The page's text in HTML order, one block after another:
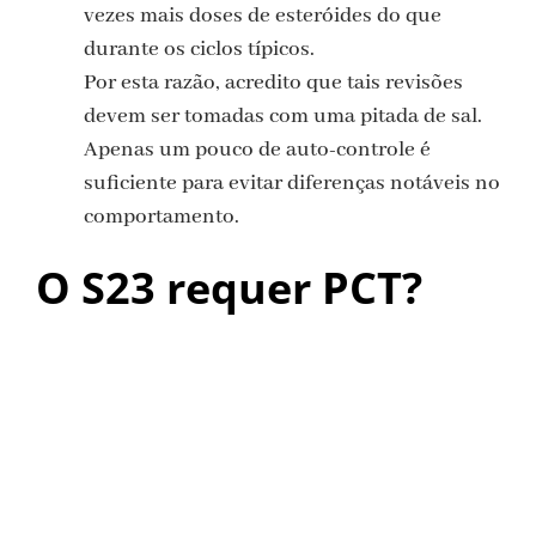
vezes mais doses de esteróides do que
durante os ciclos típicos.
Por esta razão, acredito que tais revisões
devem ser tomadas com uma pitada de sal.
Apenas um pouco de auto-controle é
suficiente para evitar diferenças notáveis no
comportamento.
O S23 requer PCT?